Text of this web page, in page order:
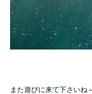
また遊びに来て下さいね